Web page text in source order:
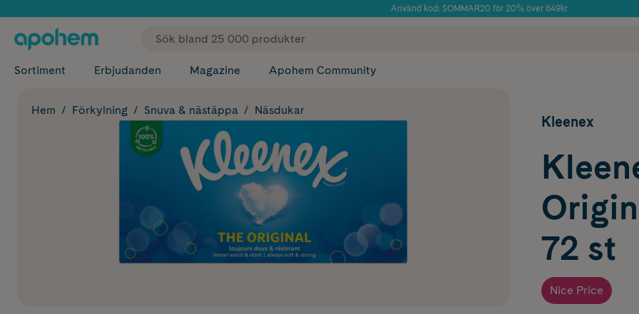
Använd kod: SOMMAR20 för 20% över 649kr
✓ Fri frakt
Sortiment Erbjudanden Magazine Apohem Community
Hem Förkylning Snuva & nästäppa Näsdukar
Kleenex
72 st
Nice Price